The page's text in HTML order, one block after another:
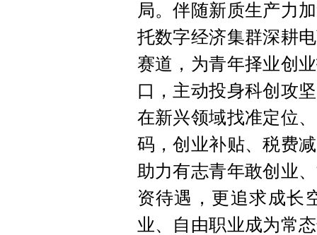
局。伴随新质生产力
托数字经济集群深耕
赛道，为青年择业创
口，主动投身科创攻
在新兴领域找准定位
码，创业补贴、税费
助力有志青年敢创业
资待遇，更追求成长
业、自由职业成为常